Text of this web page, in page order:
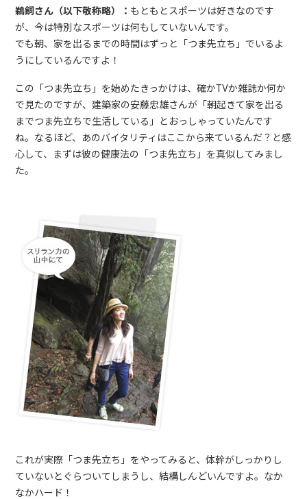
鵜飼さん（以下敬称略）： もともとスポーツは好きなのです
が、今は特別なスポーツは何もしていないんです。
でも朝、家を出るまでの時間はずっと「つま先立ち」でいるよ
うにしているんですよ！
この「つま先立ち」を始めたきっかけは、確かTVか雑誌か何か
で見たのですが、建築家の安藤忠雄さんが「朝起きて家を出る
までつま先立ちで生活している」とおっしゃっていたんです
ね。なるほど、あのバイタリティはここから来ているんだ？と感
心して、まずは彼の健康法の「つま先立ち」を真似してみまし
た。
これが実際「つま先立ち」をやってみると、体幹がしっかりし
ていないとぐらついてしまうし、結構しんどいんですよ。なか
なかハード！